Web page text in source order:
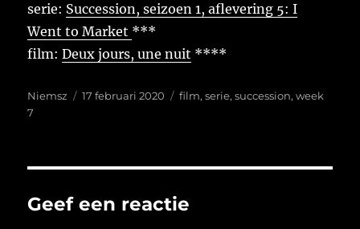
serie: Succession, seizoen 1, aflevering 5: I
Went to Market ***
film:Deux jours, une nuit ****
Auteur
Niemsz
Geplaatst
17 februari 2020 Tags
film,serie,succession,week
7
Geef een reactie